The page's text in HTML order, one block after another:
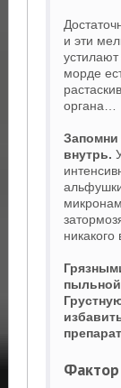
и эти
морде
органа…
Запомни
внутрь.
никакого